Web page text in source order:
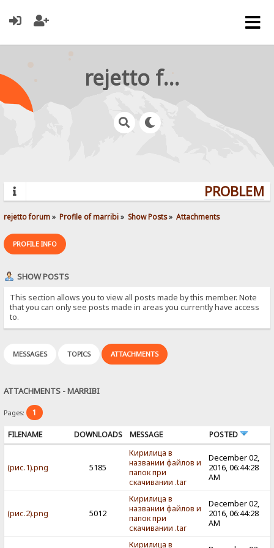
rejetto forum
rejetto forum» Profile of marribi» Show Posts» Attachments
PROFILE INFO
SHOW POSTS
This section allows you to view all posts made by this member. Note
that you can only see posts made in areas you currently have access
to.
MESSAGES TOPICS ATTACHMENTS
ATTACHMENTS - MARRIBI
Pages: 1
FILENAME DOWNLOADS MESSAGE POSTED
(рис.1).png 5185
Кирилица в
названии файлов и
папок при
скачивании .tar
December 02,
2016, 06:44:28
AM
(рис.2).png 5012
Кирилица в
названии файлов и
папок при
скачивании .tar
December 02,
2016, 06:44:28
AM
Кирилица в